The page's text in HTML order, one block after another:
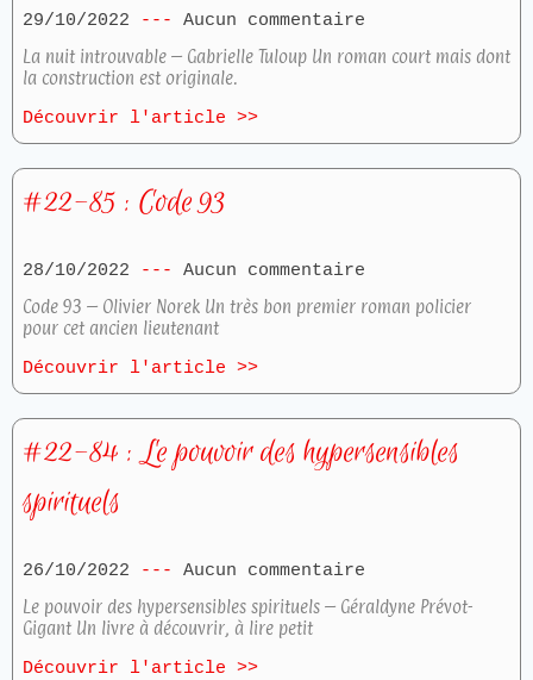
29/10/2022
Aucun commentaire
La nuit introuvable – Gabrielle Tuloup Un roman court mais dont
la construction est originale.
Découvrir l'article >>
#22-85 : Code 93
28/10/2022
Aucun commentaire
Code 93 – Olivier Norek Un très bon premier roman policier
pour cet ancien lieutenant
Découvrir l'article >>
#22-84 : Le pouvoir des hypersensibles
spirituels
26/10/2022
Aucun commentaire
Le pouvoir des hypersensibles spirituels – Géraldyne Prévot-
Gigant Un livre à découvrir, à lire petit
Découvrir l'article >>